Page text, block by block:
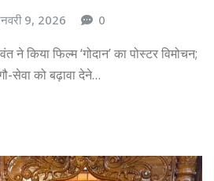
9, 2026 0
ने किया फिल्म ‘गोदान’ का पोस्टर विमोचन;
सेवा को बढ़ावा देने…